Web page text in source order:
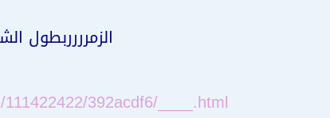
الزمرررربطول
392acdf6/____.html